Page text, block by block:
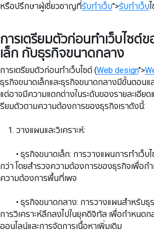
หรือปรึกษาผู้เชี่ยวชาญที่รับทำเว็บ">รับทำเว็บ
การเตรียมตัวก่อนทำเว็บไซต์
เล็ก กับธุรกิจขนาดกลาง
การเตรียมตัวก่อนทำเว็บไซต์ (Web design">
ธุรกิจขนาดเล็กและธุรกิจขนาดกลางมีขั้นตอน
แต่อาจมีความแตกต่างในระดับของรายละเอียด
รียมตัวตามความต้องการของธุรกิจเราดังนี้:
1. ​​​​​​​วางแผนและวิเคราะห์:
• ธุรกิจขนาดเล็ก: การวางแผนการทำเว็บ
กว่า โดยสำรวจความต้องการของธุรกิจเพื่อก
ความต้องการพื้นที่เพจ
• ธุรกิจขนาดกลาง: การวางแผนสำหรับธุ
การวิเคราะห์ลึกลงไปในยุคดิจิทัล เพื่อกำหนด
ออนไลน์และการจัดการเนื้อหาเพิ่มเติม